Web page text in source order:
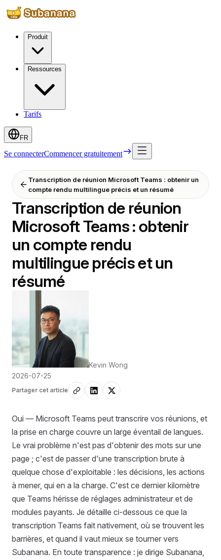
Produit
Ressources
Tarifs
FR
Se connecterCommencer gratuitement
Transcription de réunion Microsoft Teams : obtenir un
compte rendu multilingue précis et un résumé
Transcription de réunion
Microsoft Teams : obtenir
un compte rendu
multilingue précis et un
résumé
Kevin Wong
2026-07-25
Partager cet article
Oui — Microsoft Teams peut transcrire vos réunions, et
la prise en charge couvre un large éventail de langues.
Le vrai problème n'est pas d'obtenir des mots sur une
page ; c'est de passer d'une transcription brute à
quelque chose d'exploitable : les décisions, les actions
à mener, qui en a la charge. C'est ce dernier kilomètre
que Teams hérisse de réglages administrateur et de
modules payants. Je détaille ci-dessous ce que la
transcription Teams fait nativement, où se trouvent les
barrières, et quand il vaut mieux se tourner vers
Subanana. En toute transparence : je dirige Subanana,